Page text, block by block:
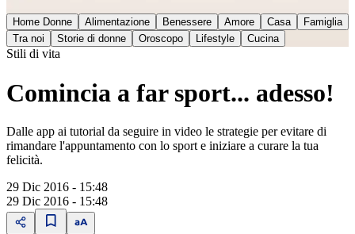
Home Donne Alimentazione Benessere Amore Casa
Famiglia
Tra noi
Storie di donne Oroscopo Lifestyle Cucina
Stili di vita
Comincia a far sport... adesso!
Dalle app ai tutorial da seguire in video le strategie per evitare di
rimandare l'appuntamento con lo sport e iniziare a curare la tua
felicità.
29 Dic 2016 - 15:48
29 Dic 2016 - 15:48